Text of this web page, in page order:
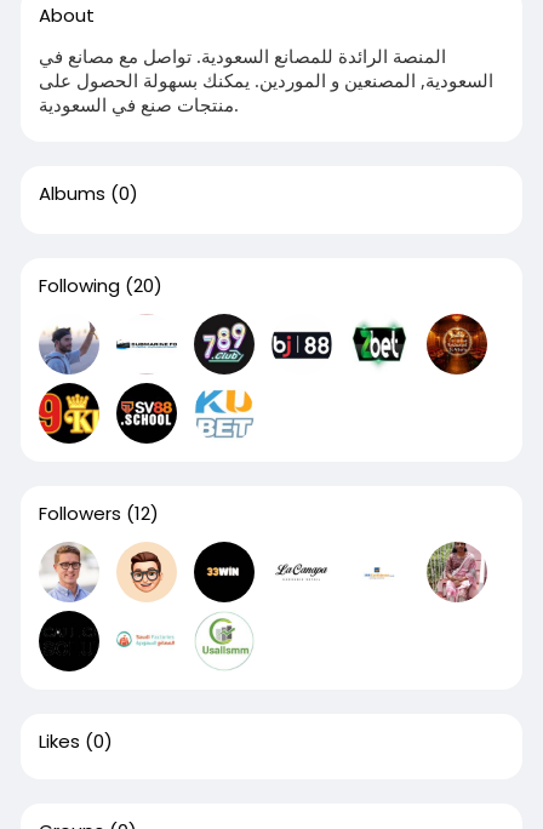
About
المنصة الرائدة للمصانع السعودية. تواصل مع مصانع في
السعودية, المصنعين و الموردين. يمكنك بسهولة الحصول على
منتجات صنع في السعودية.
Albums (0)
Following (20)
Followers (12)
Likes (0)